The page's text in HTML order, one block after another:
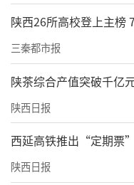
音乐会还特别设
节。朝鲁门、唐斯
感受这一民族
+讲”相结合的形式
有了更深入的了解。
陕西26所高校登上主榜
三秦都市报
陕茶综合产值突破千亿
陕西日报
西延高铁推出“定期票
陕西日报